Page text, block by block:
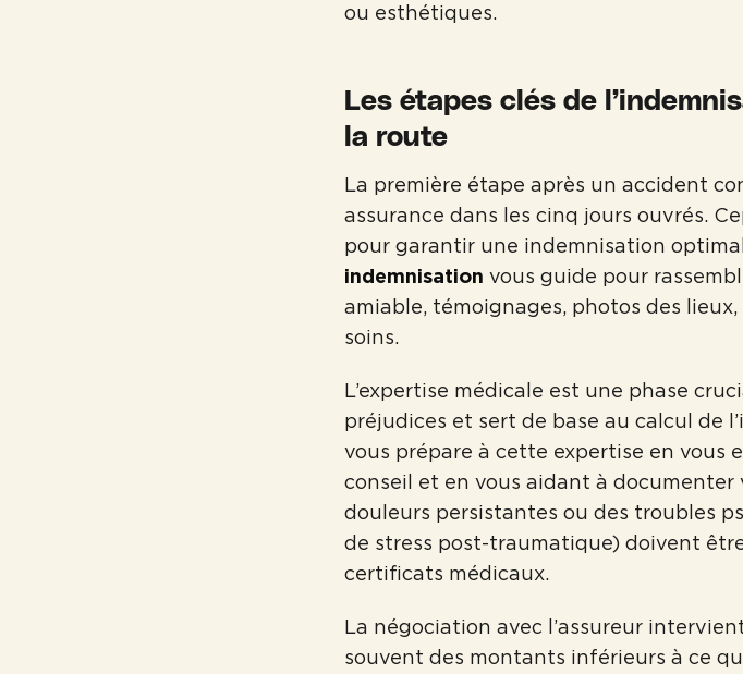
ou esthétiques.
Les étapes clés de
la route
La première étape après un accident
assurance dans les cinq jours ouvrés.
pour garantir une indemnisation
indemnisation vous guide pour
amiable, témoignages, photos des
soins.
L’expertise médicale est une phase
préjudices et sert de base au calcul de
vous prépare à cette expertise en vous
conseil et en vous aidant à documenter
douleurs persistantes ou des troubles
de stress post-traumatique) doivent
certificats médicaux.
La négociation avec l’assureur
souvent des montants inférieurs à ce